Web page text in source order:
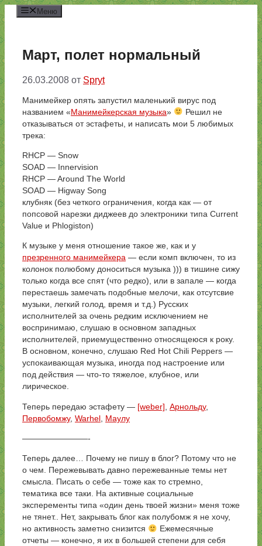
Перейти
к
содержимому
Меню
Март, полет нормальный
26.03.2008 от Spryt
Манимейкер опять запустил маленький вирус под
названием «Манимейкерская музыка»
Решил не
отказываться от эстафеты, и написать мои 5 любимых
трека:
RHCP — Snow
SOAD — Innervision
RHCP — Around The World
SOAD — Higway Song
клубняк (без четкого ограничения, когда как — от
попсовой нарезки диджеев до электроники типа Current
Value и Phlogiston)
К музыке у меня отношение такое же, как и у
презренного манимейкера — если комп включен, то из
колонок полюбому доноситься музыка ))) в тишине сижу
только когда все спят (что редко), или в запале — когда
перестаешь замечать подобные мелочи, как отсутсвие
музыки, легкий голод, время и т.д.) Русских
исполнителей за очень редким исключением не
воспринимаю, слушаю в основном западных
исполнителей, приемущественно относящеюся к року.
В основном, конечно, слушаю Red Hot Chili Peppers —
успокаивающая музыка, иногда под настроение или
под действия — что-то тяжелое, клубное, или
лирическое.
Теперь передаю эстафету — [weber] Арнольду,
Первобомжу, Warhel Маулу
————————-
Теперь далее… Почему не пишу в блог? Потому что не
о чем. Пережевывать давно пережеванные темы нет
смысла. Писать о себе — тоже как то стремно,
тематика все таки. На активные социальные
эксперементы типа «один день твоей жизни» меня тоже
не тянет.. Нет, закрывать блог как полубомж я не хочу,
но активность заметно снизится
Ежемесячные
отчеты — конечно, я их в большей степени для себя